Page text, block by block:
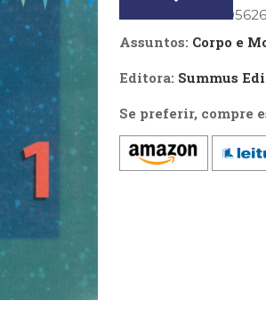
: 9788532305626
Assuntos: Corpo e
Editora: Summus
Se preferir, compre